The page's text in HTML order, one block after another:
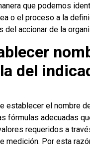
que podemos
o el proceso a la
del accionar de la
del
establecer el nombre
fórmulas adecuadas
requeridos a
medición. Por esta